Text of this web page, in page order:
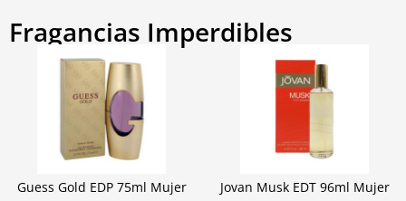
Fragancias Imperdibles
Guess Gold EDP 75ml Mujer Jovan Musk EDT 96ml Mujer